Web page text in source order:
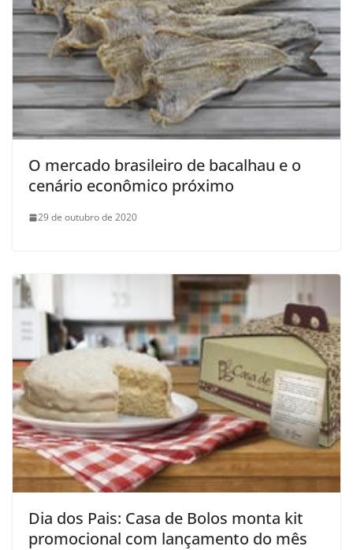
O mercado brasileiro de bacalhau e o
cenário econômico próximo
29 de outubro de 2020
Dia dos Pais: Casa de Bolos monta kit
promocional com lançamento do mês